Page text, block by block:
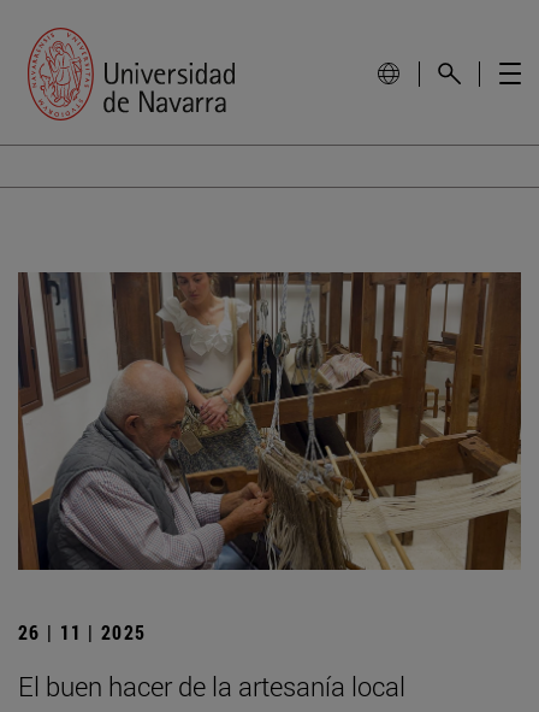
26 | 11 | 2025
El buen hacer de la artesanía local